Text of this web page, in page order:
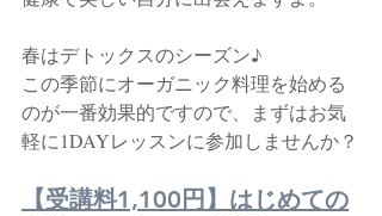
春はデトックスのシーズン♪
この季節にオーガニック料理を始める
のが一番効果的ですので、まずはお気
軽に1DAYレッスンに参加しませんか？
【受講料1,100円】はじめての